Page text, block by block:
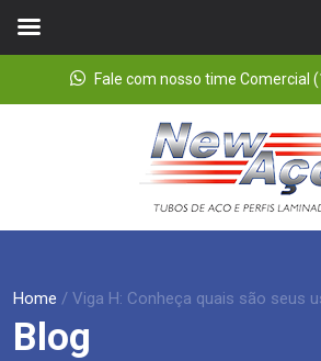
Fale com nosso time Comercial
Home / Viga H: Conheça quais são seus
Blog